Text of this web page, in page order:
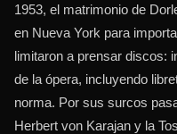
1953, el matrimonio de
en Nueva York para
limitaron a prensar discos:
de la ópera, incluyendo
norma. Por sus surcos
Herbert von Karajan y la